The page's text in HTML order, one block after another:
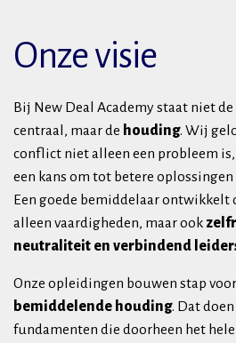
Onze visie
Bij New Deal Academy staat niet
centraal, maar de houding. Wij
conflict niet alleen een probleem
een kans om tot betere oplossingen
Een goede bemiddelaar ontwikkelt
alleen vaardigheden, maar ook
neutraliteit en verbindend
Onze opleidingen bouwen stap
bemiddelende houding. Dat
fundamenten die doorheen het